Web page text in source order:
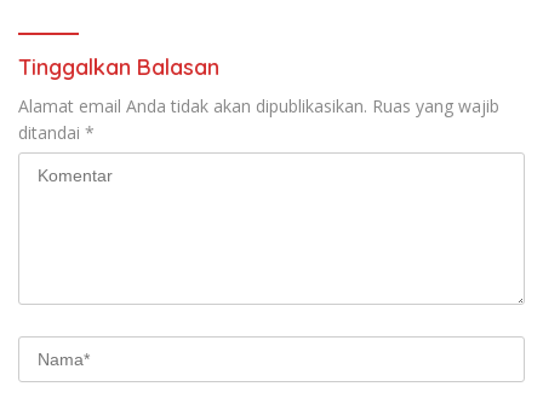
Tinggalkan Balasan
Alamat email Anda tidak akan dipublikasikan. Ruas yang wajib
ditandai *